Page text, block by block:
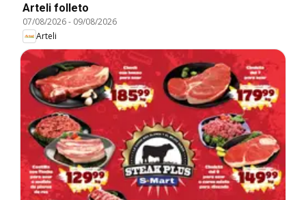
Arteli folleto
07/08/2026- 09/08/2026
Arteli